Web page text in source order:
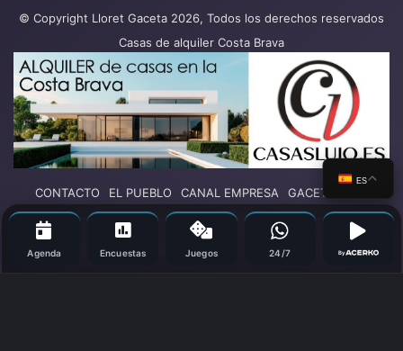
© Copyright Lloret Gaceta 2026, Todos los derechos reservados
Casas de alquiler Costa Brava
CONTACTO EL PUEBLO CANAL EMPRESA
GACETA PLAY
SUCESOS
POLÍTICA TURISMO
DEPORTES
COLUMNAS DE OPINIÓN
OCIO Más secciones
ES
Agenda Encuestas Juegos 24/7 By